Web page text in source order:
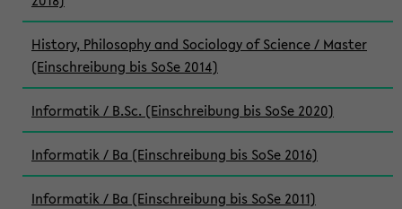
History, Philosophy and Sociology of Science / Master
(Einschreibung bis SoSe 2014)
Informatik / B.Sc. (Einschreibung bis SoSe 2020)
Informatik / Ba (Einschreibung bis SoSe 2016)
Informatik / Ba (Einschreibung bis SoSe 2011)